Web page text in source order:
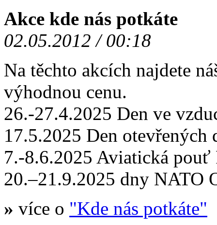
Akce kde nás potkáte
02.05.2012 / 00:18
Na těchto akcích najdete
výhodnou cenu.
26.-27.4.2025 Den ve
17.5.2025 Den
7.-8.6.2025 Aviatická
20.–21.9.2025 dny NATO
» více o "Kde nás potkáte"